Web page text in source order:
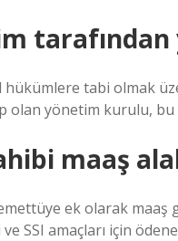
tabi olmak
olan yönetim kurulu,
maaş
ek olarak maaş
SSI amaçları için